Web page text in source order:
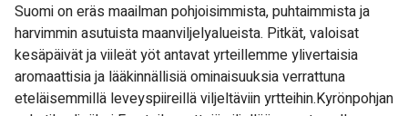
Suomi on eräs maailman pohjoisimmista, puhtaimmista ja
harvimmin asutuista maanviljelyalueista. Pitkät, valoisat
kesäpäivät ja viileät yöt antavat yrteillemme ylivertaisia
aromaattisia ja lääkinnällisiä ominaisuuksia verrattuna
eteläisemmillä leveyspiireillä viljeltäviin yrtteihin.Kyrönpohjan